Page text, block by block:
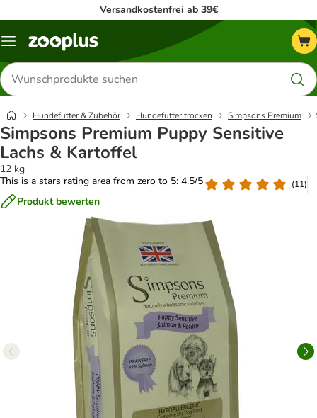
Versandkostenfrei ab 39€
Menü
Produkte
suchen
Hundefutter & Zubehör Hundefutter trocken Simpsons Premium
Simpsons Premium Puppy Sensitive
Lachs & Kartoffel
12 kg
This is a stars rating area from zero to 5: 4.5/5
(11)
Produkt bewerten